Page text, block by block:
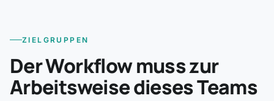
ZIELGRUPPEN
Der Workflow muss zur
Arbeitsweise dieses Teams